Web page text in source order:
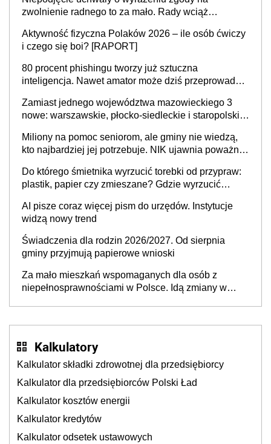
zwolnienie radnego to za mało. Rady wciąż
sprawy
Aktywność fizyczna Polaków 2026 – ile osób ćwiczy
i czego się boi? [RAPORT]
80 procent phishingu tworzy już sztuczna
inteligencja. Nawet amator może dziś przeprowadzić
Zamiast jednego województwa mazowieckiego 3
nowe: warszawskie, płocko-siedleckie i staropolskie.
stołecznych
Miliony na pomoc seniorom, ale gminy nie wiedzą,
kto najbardziej jej potrzebuje. NIK ujawnia poważną
Do którego śmietnika wyrzucić torebki od przypraw:
plastik, papier czy zmieszane? Gdzie wyrzucić
AI pisze coraz więcej pism do urzędów. Instytucje
widzą nowy trend
Świadczenia dla rodzin 2026/2027. Od sierpnia
gminy przyjmują papierowe wnioski
Za mało mieszkań wspomaganych dla osób z
niepełnosprawnościami w Polsce. Idą zmiany w
Kalkulatory
Kalkulator składki zdrowotnej dla przedsiębiorcy
Kalkulator dla przedsiębiorców Polski Ład
Kalkulator kosztów energii
Kalkulator kredytów
Kalkulator odsetek ustawowych